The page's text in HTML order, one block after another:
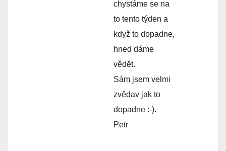
chystáme se na
to tento týden a
když to dopadne,
hned dáme
vědět.
Sám jsem velmi
zvědav jak to
dopadne :-).
Petr